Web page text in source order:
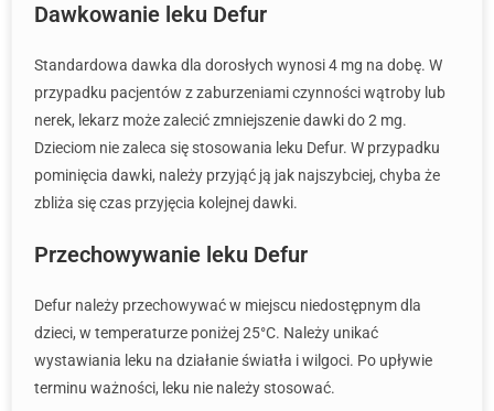
Dawkowanie leku Defur
Standardowa dawka dla dorosłych wynosi 4 mg na dobę. W
przypadku pacjentów z zaburzeniami czynności wątroby lub
nerek, lekarz może zalecić zmniejszenie dawki do 2 mg.
Dzieciom nie zaleca się stosowania leku Defur. W przypadku
pominięcia dawki, należy przyjąć ją jak najszybciej, chyba że
zbliża się czas przyjęcia kolejnej dawki.
Przechowywanie leku Defur
Defur należy przechowywać w miejscu niedostępnym dla
dzieci, w temperaturze poniżej 25°C. Należy unikać
wystawiania leku na działanie światła i wilgoci. Po upływie
terminu ważności, leku nie należy stosować.